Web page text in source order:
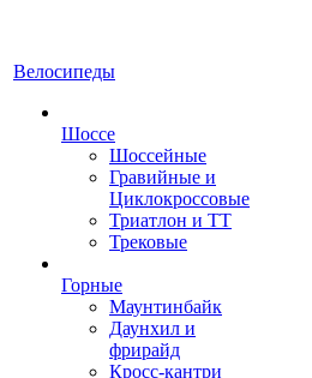
Велосипеды
Шоссе
Шоссейные
Гравийные и
Циклокроссовые
Триатлон и ТТ
Трековые
Горные
Маунтинбайк
Даунхил и
фрирайд
Кросс-кантри